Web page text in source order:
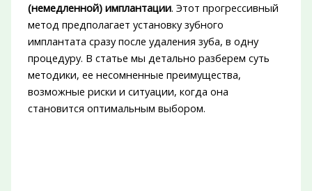
(немедленной) имплантации. Этот прогрессивный
метод предполагает установку зубного
имплантата сразу после удаления зуба, в одну
процедуру. В статье мы детально разберем суть
методики, ее несомненные преимущества,
возможные риски и ситуации, когда она
становится оптимальным выбором.